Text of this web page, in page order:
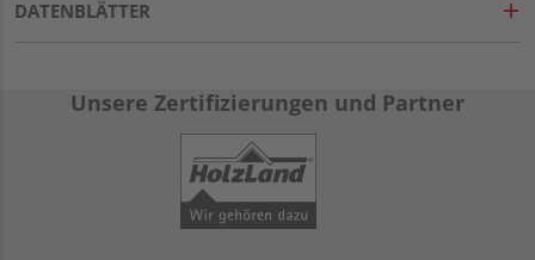
DATENBLÄTTER
Unsere Zertifizierungen und Partner